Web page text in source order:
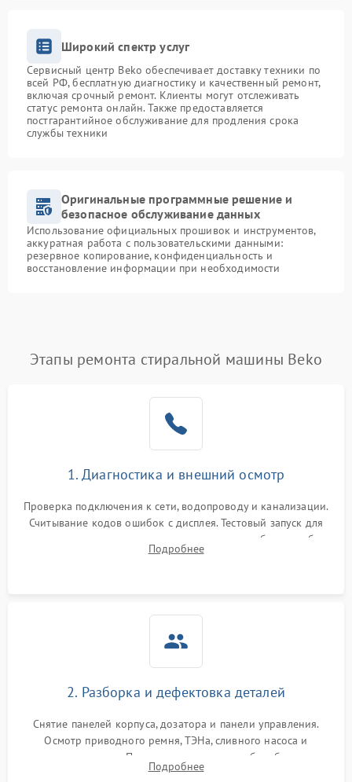
Широкий спектр услуг
Сервисный центр Beko обеспечивает доставку техники по
всей РФ, бесплатную диагностику и качественный ремонт,
включая срочный ремонт. Клиенты могут отслеживать
статус ремонта онлайн. Также предоставляется
постгарантийное обслуживание для продления срока
службы техники
Оригинальные программные решение и
безопасное обслуживание данных
Использование официальных прошивок и инструментов,
аккуратная работа с пользовательскими данными:
резервное копирование, конфиденциальность и
восстановление информации при необходимости
Этапы ремонта стиральной машины Beko
1. Диагностика и внешний осмотр
Проверка подключения к сети, водопроводу и канализации.
Считывание кодов ошибок с дисплея. Тестовый запуск для
выявления посторонних шумов, протечек или сбоев в работе
электронного модуля управления.
Подробнее
2. Разборка и дефектовка деталей
Снятие панелей корпуса, дозатора и панели управления.
Осмотр приводного ремня, ТЭНа, сливного насоса и
амортизаторов. Проверка подшипников барабана и
крестовины на износ, а манжеты люка на разрывы.
Подробнее